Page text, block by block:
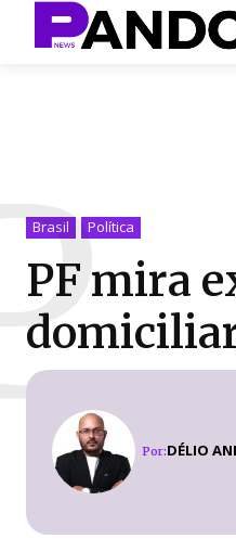
Brasil Política
PF mira
Por:DÉLIO